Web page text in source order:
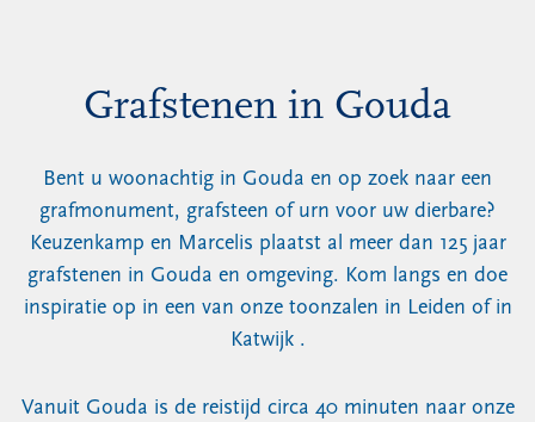
Grafstenen in Gouda
Bent u woonachtig in Gouda en op zoek naar een
grafmonument, grafsteen of urn voor uw dierbare?
Keuzenkamp en Marcelis plaatst al meer dan 125 jaar
grafstenen in Gouda en omgeving. Kom langs en doe
inspiratie op in een van onze toonzalen in Leiden of in
Katwijk .
Vanuit Gouda is de reistijd circa 40 minuten naar onze